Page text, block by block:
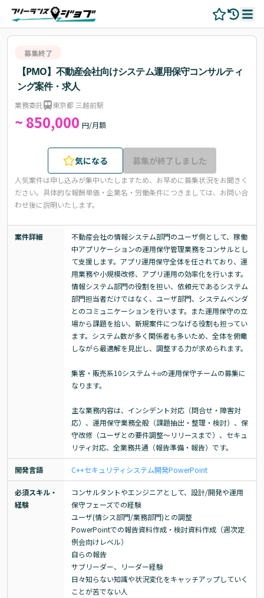
募集終了
【PMO】不動産会社向けシステム運用保守コンサルティ
ング案件・求人
業務委託 東京都 三越前駅
~ 850,000 円/月額
気になる 募集が終了しました
人気案件は申し込みが集中いたしますため、お早めに募集状況をお聞きく
ださい。 具体的な報酬単価・企業名・労働条件につきましては、お問い合
わせ後に説明いたします。
案件詳細
不動産会社の情報システム部門のユーザ側として、稼働
中アプリケーションの運用保守管理業務をコンサルとし
て支援します。アプリ運用保守全体を任されており、運
用業務や小規模改修、アプリ運用の効率化を行います。
情報システム部門の役割を担い、依頼元であるシステム
部門担当者だけではなく、ユーザ部門、システムベンダ
とのコミュニケーションを行います。また運用保守の立
場から課題を拾い、新規案件につなげる役割も担ってい
ます。システム数が多く関係者も多いため、全体を俯瞰
しながら最適解を見出し、調整する力が求められます。
集客・販売系10システム＋αの運用保守チームの募集に
なります。
主な業務内容は、インシデント対応（問合せ・障害対
応）、運用保守業務全般（課題抽出・整理・検討）、保
守改修（ユーザとの要件調整～リリースまで）、セキュ
リティ対応、全業務共通（報告準備・報告）です。
開発言語 C++セキュリティシステム開発PowerPoint
必須スキル・
経験
コンサルタントやエンジニアとして、設計/開発や運用
保守フェーズでの経験
ユーザ(情シス部門/業務部門)との調整
PowerPointでの報告資料作成・検討資料作成（週次定
例会向けレベル）
自らの報告
サブリーダー、リーダー経験
日々知らない知識や状況変化をキャッチアップしていく
ことが苦でない人